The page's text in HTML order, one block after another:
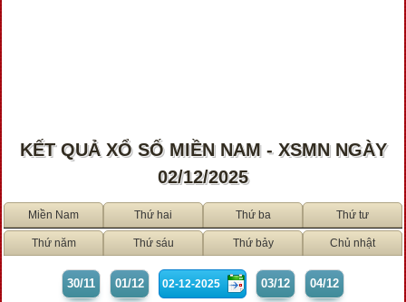
KẾT QUẢ XỔ SỐ MIỀN NAM - XSMN NGÀY
02/12/2025
Miền Nam Thứ hai Thứ ba Thứ tư
Thứ năm Thứ sáu Thứ bảy Chủ nhật
30/11 01/12 03/12 04/12